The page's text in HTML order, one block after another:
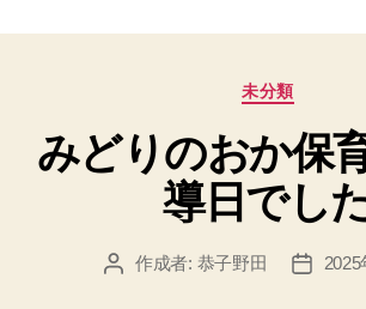
カ
ゴ
リ
ー
未分類
みどりのおか保
導日でし
投 作成者: 恭子野田
投
2025